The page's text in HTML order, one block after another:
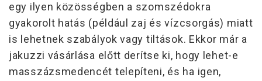
egy ilyen közösségben a szomszédokra
gyakorolt hatás (például zaj és vízcsorgás) miatt
is lehetnek szabályok vagy tiltások. Ekkor már a
jakuzzi vásárlása előtt derítse ki, hogy lehet-e
masszázsmedencét telepíteni, és ha igen,